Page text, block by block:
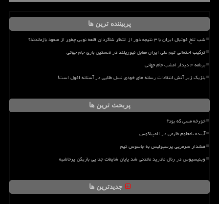
پربیننده ترین ها
شب تلخ فوتبال ایران با ۳ نتیجه دور از انتظار شاگردان قلعه نویی چطور از صعود بازماندند؟
ترکیب احتمالی تیم ملی ایران مقابل نیوزیلند در نخستین بازی جام جهانی
برنامه ۴ دیدار امشب جام جهانی
بلژیک زیر آتش انتقادات رسانه های خودی نسل طلایی در آستانه افول است!
پربحث ترین ها
خورخه مسی که بود؟
آینده نامعلوم طارمی در المپیاکوس
هشدار سرمربی پرسپولیس به جاسوس تیم
وینیسیوس در رئال مادرید ماندنی شد پایان شایعات جدایی بازیکن پرحاشیه
جدیدترین ها